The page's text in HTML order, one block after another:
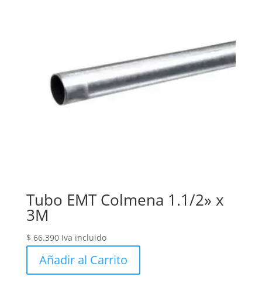
Tubo EMT Colmena 1.1/2» x
3M
$ 66.390 Iva incluido
Añadir al Carrito